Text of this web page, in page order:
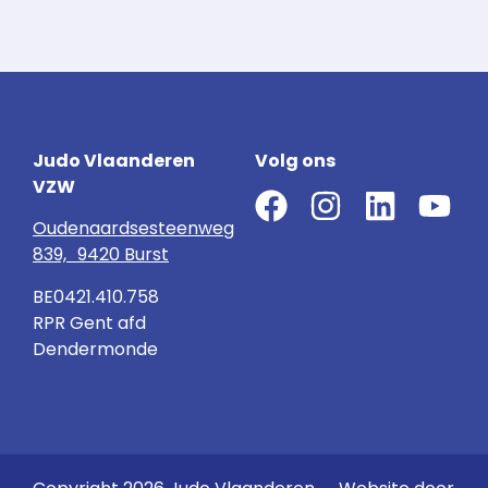
Judo Vlaanderen
VZW
Oudenaardsesteenweg
839, 9420 Burst
BE0421.410.758
RPR Gent afd
Dendermonde
Volg ons